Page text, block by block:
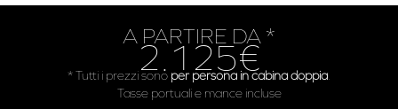
A PARTIRE DA *
2.125€
* Tutti i prezzi sono per persona in cabina doppia.
Tasse portuali e mance incluse